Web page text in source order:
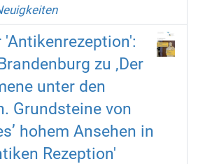
'Antikenrezeption':
zu ‚Der
unter den
Grundsteine von
hohem Ansehen in
Rezeption'